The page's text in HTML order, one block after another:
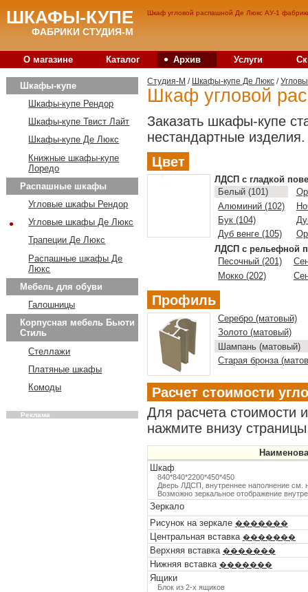
Шкаф угловой распашной Де Люкс АУ-1
ШКАФЫ-КУПЕ
ФАБРИКИ СТУДИЯ-М
О магазине Каталог • Архив Услуги
Студия-M / Шкафы-купе Де Люкс /
Шкаф угловой
Заказать шкафы-купе
нестандартные изделия.
Цвет
ЛДСП с гладкой
Белый (101)
Алюминий (102)
Бук (104)
Дуб венге (105)
ЛДСП с рельефной
Песочный (201)
Мокко (202)
Профиль
Серебро (матовый)
Золото (матовый)
Шампань (матовый)
Старая бронза
Расчет стоимости
Для расчета стоимости
нажмите внизу
Шкаф
840*840*2200*450*450
Дверь ЛДСП, внутреннее наполнение см.
Возможно зеркальное отображение
Зеркало
Рисунок на зеркале �������
Центральная вставка �������
Верхняя вставка �������
Нижняя вставка �������
Ящики
Блок из 2-х ящиков
Шкафы-купе
Шкафы-купе Рендор
Шкафы-купе Твист Лайт
Шкафы-купе Де Люкс
Книжные шкафы-купе
Лоредо
Распашные шкафы
Угловые шкафы Рендор
Угловые шкафы Де Люкс
•
Трапеции Де Люкс
Распашные шкафы Де
Люкс
Мебель для обуви
Галошницы
Корпусная мебель Бьюти
Стиль
Стеллажи
Платяные шкафы
Комоды
Реклама